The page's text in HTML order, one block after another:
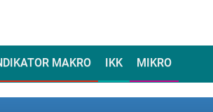
MAKRO IKK MIKRO